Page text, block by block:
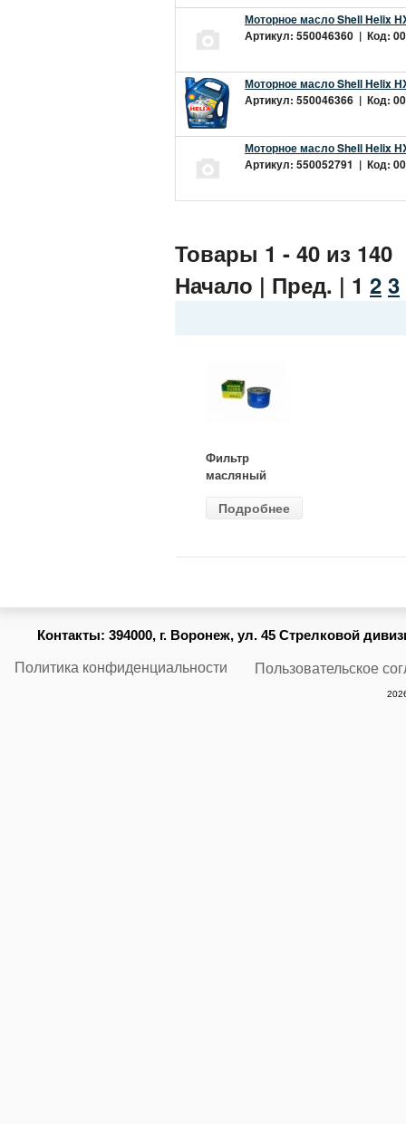
Моторное масло Shell Helix
Артикул: 550046360 | Код:
Моторное масло Shell Helix
Артикул: 550046366 | Код:
Моторное масло Shell Helix
Артикул: 550052791 | Код:
Товары 1 - 40 из 140
Начало | Пред. | 1 2 3
Фильтр
масляный
(MANN) W
Подробнее
Контакты: 394000, г. Воронеж, ул. 45 Стрелковой
Политика конфиденциальности Пользовательское